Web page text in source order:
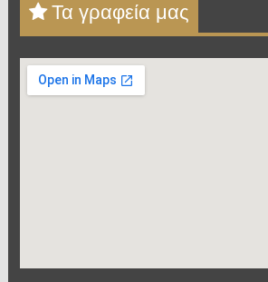
Τα γραφεία μας